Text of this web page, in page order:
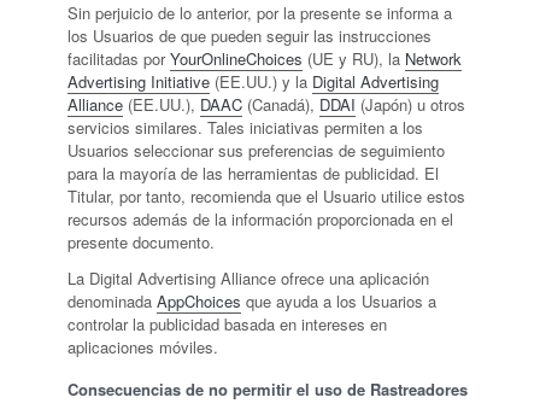
Sin perjuicio de lo anterior, por la presente se informa a
los Usuarios de que pueden seguir las instrucciones
facilitadas porYourOnlineChoices (UE y RU), la Network
Advertising Initiative (EE.UU.) y la Digital Advertising
Alliance (EE.UU.), DAAC (Canadá), DDAI (Japón) u otros
servicios similares. Tales iniciativas permiten a los
Usuarios seleccionar sus preferencias de seguimiento
para la mayoría de las herramientas de publicidad. El
Titular, por tanto, recomienda que el Usuario utilice estos
recursos además de la información proporcionada en el
presente documento.
La Digital Advertising Alliance ofrece una aplicación
denominada AppChoices que ayuda a los Usuarios a
controlar la publicidad basada en intereses en
aplicaciones móviles.
Consecuencias de no permitir el uso de Rastreadores